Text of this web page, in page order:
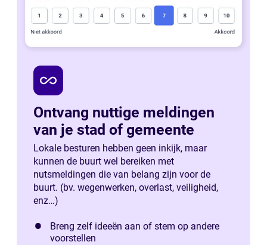
all_inclusive
Ontvang nuttige meldingen
van je stad of gemeente
Lokale besturen hebben geen inkijk, maar
kunnen de buurt wel bereiken met
nutsmeldingen die van belang zijn voor de
buurt. (bv. wegenwerken, overlast, veiligheid,
enz…)
Breng zelf ideeën aan of stem op andere
voorstellen